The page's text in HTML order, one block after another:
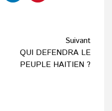
Suivant
QUI DEFENDRA LE
PEUPLE HAITIEN ?